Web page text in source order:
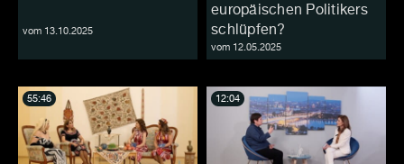
vom 13.10.2025
europäischen Politikers
schlüpfen?
vom 12.05.2025
55:46 12:04